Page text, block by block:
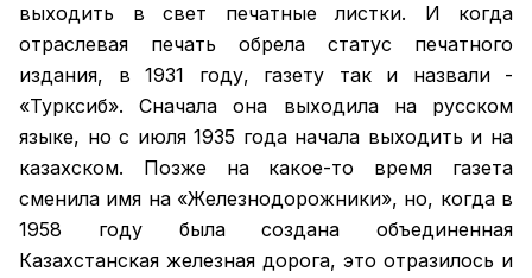
выходить в свет печатные листки. И когда
отраслевая печать обрела статус печатного
издания, в 1931 году, газету так и назвали -
«Турксиб». Сначала она выходила на русском
языке, но с июля 1935 года начала выходить и на
казахском. Позже на какое-то время газета
сменила имя на «Железнодорожники», но, когда в
1958 году была создана объединенная
Казахстанская железная дорога, это отразилось и